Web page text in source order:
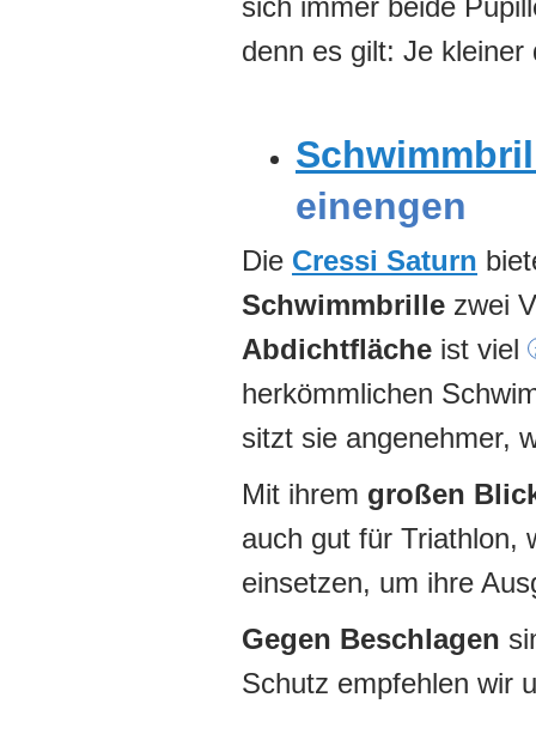
sich immer beide
denn es gilt: Je
einengen
Die Cressi Saturn
Schwimmbrille zwei
Abdichtfläche ist viel
herkömmlichen
sitzt sie angenehmer,
Mit ihrem großen
auch gut für Triathlon,
einsetzen, um ihre
Gegen Beschlagen
Schutz empfehlen wir